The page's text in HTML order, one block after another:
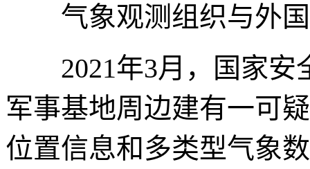
气象观测组织与外国
2021年3月，国家安
军事基地周边建有一可
位置信息和多类型气象